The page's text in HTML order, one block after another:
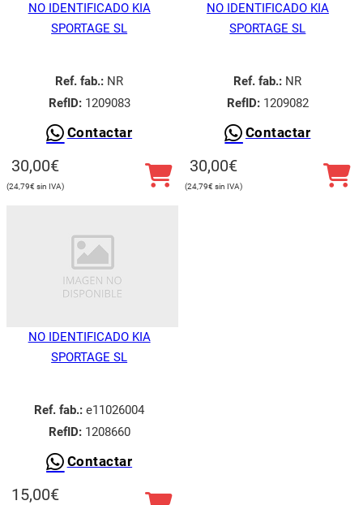
NO IDENTIFICADO KIA
SPORTAGE SL
Ref. fab.: NR
RefID:1209083
Contactar
30,00€
24,79€
NO IDENTIFICADO KIA
SPORTAGE SL
Ref. fab.: NR
RefID:1209082
Contactar
30,00€
24,79€
NO IDENTIFICADO KIA
SPORTAGE SL
Ref. fab.: e11026004
RefID:1208660
Contactar
15,00€